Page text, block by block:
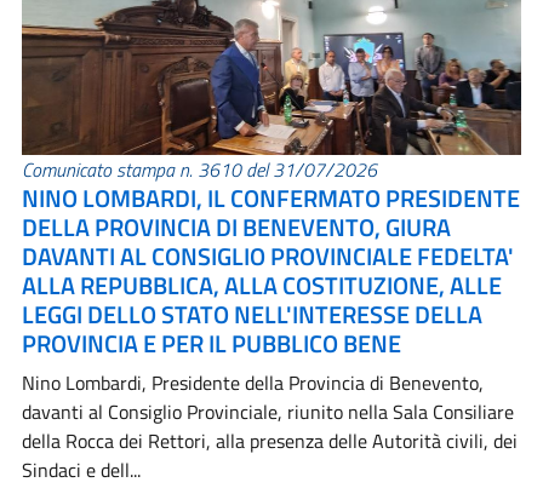
Comunicato stampa n. 3610 del 31/07/2026
NINO LOMBARDI, IL CONFERMATO PRESIDENTE
DELLA PROVINCIA DI BENEVENTO, GIURA
DAVANTI AL CONSIGLIO PROVINCIALE FEDELTA'
ALLA REPUBBLICA, ALLA COSTITUZIONE, ALLE
LEGGI DELLO STATO NELL'INTERESSE DELLA
PROVINCIA E PER IL PUBBLICO BENE
Nino Lombardi, Presidente della Provincia di Benevento,
davanti al Consiglio Provinciale, riunito nella Sala Consiliare
della Rocca dei Rettori, alla presenza delle Autorità civili, dei
Sindaci e dell...